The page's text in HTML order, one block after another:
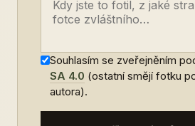
Souhlasím se zveřejněním
SA 4.0 (ostatní smějí fotku
autora).